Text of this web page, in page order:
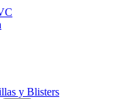
y Blisters